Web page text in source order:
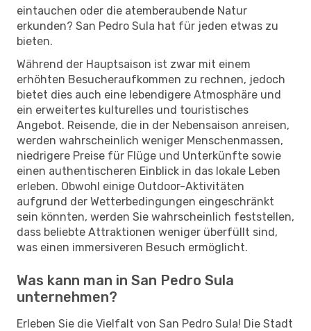
eintauchen oder die atemberaubende Natur
erkunden? San Pedro Sula hat für jeden etwas zu
bieten.
Während der Hauptsaison ist zwar mit einem
erhöhten Besucheraufkommen zu rechnen, jedoch
bietet dies auch eine lebendigere Atmosphäre und
ein erweitertes kulturelles und touristisches
Angebot. Reisende, die in der Nebensaison anreisen,
werden wahrscheinlich weniger Menschenmassen,
niedrigere Preise für Flüge und Unterkünfte sowie
einen authentischeren Einblick in das lokale Leben
erleben. Obwohl einige Outdoor-Aktivitäten
aufgrund der Wetterbedingungen eingeschränkt
sein könnten, werden Sie wahrscheinlich feststellen,
dass beliebte Attraktionen weniger überfüllt sind,
was einen immersiveren Besuch ermöglicht.
Was kann man in San Pedro Sula
unternehmen?
Erleben Sie die Vielfalt von San Pedro Sula! Die Stadt